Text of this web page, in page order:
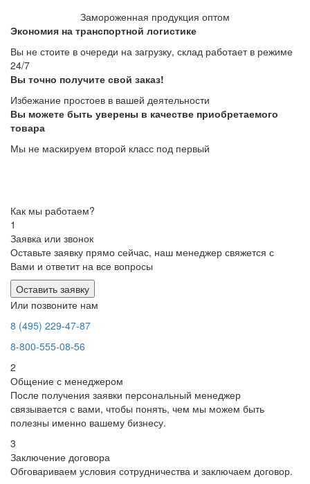
Замороженная продукция оптом
Экономия на транспортной логистике
Вы не стоите в очереди на загрузку, склад работает в режиме
24/7
Вы точно получите свой заказ!
Избежание простоев в вашей деятельности
Вы можете быть уверены в качестве приобретаемого
товара
Мы не маскируем второй класс под первый
Как мы работаем?
1
Заявка или звонок
Оставьте заявку прямо сейчас, наш менеджер свяжется с
Вами и ответит на все вопросы
Оставить заявку
Или позвоните нам
8 (495) 229-47-87
8-800-555-08-56
2
Общение с менеджером
После получения заявки персональный менеджер
связывается с вами, чтобы понять, чем мы можем быть
полезны именно вашему бизнесу.
3
Заключение договора
Обговариваем условия сотрудничества и заключаем договор.